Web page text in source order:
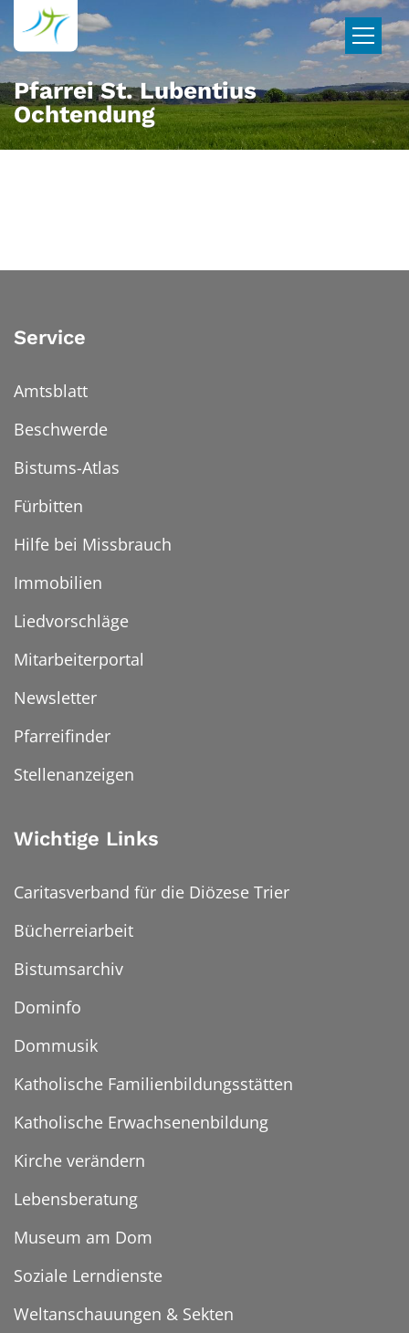
Zum Inhalt springen
Pfarrei St. Lubentius
Ochtendung
Service
Amtsblatt
Beschwerde
Bistums-Atlas
Fürbitten
Hilfe bei Missbrauch
Immobilien
Liedvorschläge
Mitarbeiterportal
Newsletter
Pfarreifinder
Stellenanzeigen
Wichtige Links
Caritasverband für die Diözese Trier
Bücherreiarbeit
Bistumsarchiv
Dominfo
Dommusik
Katholische Familienbildungsstätten
Katholische Erwachsenenbildung
Kirche verändern
Lebensberatung
Museum am Dom
Soziale Lerndienste
Weltanschauungen & Sekten